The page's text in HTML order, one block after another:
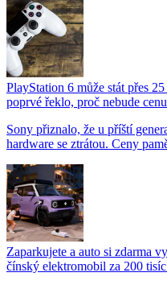
PlayStation 6 může stát přes
poprvé řeklo, proč nebude
Sony přiznalo, že u příští
hardware se ztrátou. Ceny
Zaparkujete a auto si zdarma
čínský elektromobil za 200